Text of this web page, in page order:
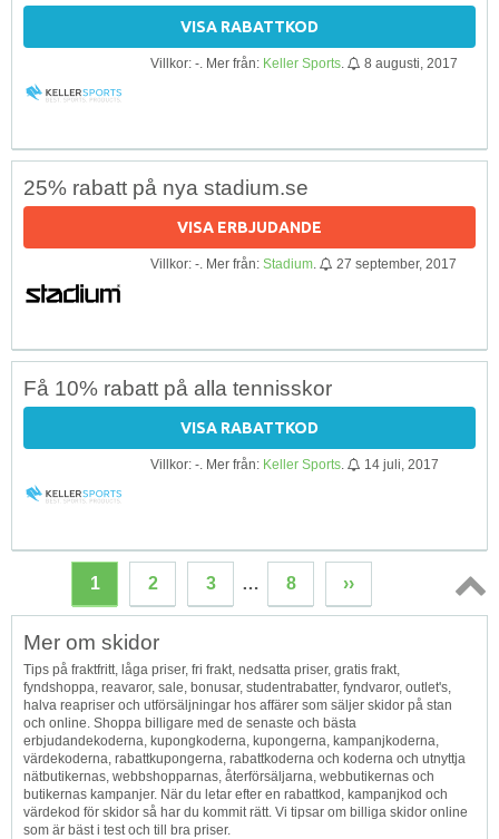
VISA RABATTKOD
Villkor: -. Mer från: Keller Sports 8 augusti, 2017
25% rabatt på nya stadium.se
VISA ERBJUDANDE
Villkor: -. Mer från: Stadium 27 september, 2017
Få 10% rabatt på alla tennisskor
VISA RABATTKOD
Villkor: -. Mer från: Keller Sports 14 juli, 2017
1 2 3 … 8 ››
Topp
Mer om skidor
Tips på fraktfritt, låga priser, fri frakt, nedsatta priser, gratis frakt,
fyndshoppa, reavaror, sale, bonusar, studentrabatter, fyndvaror, outlet's,
halva reapriser och utförsäljningar hos affärer som säljer skidor på stan
och online. Shoppa billigare med de senaste och bästa
erbjudandekoderna, kupongkoderna, kupongerna, kampanjkoderna,
värdekoderna, rabattkupongerna, rabattkoderna och koderna och utnyttja
nätbutikernas, webbshopparnas, återförsäljarna, webbutikernas och
butikernas kampanjer. När du letar efter en rabattkod, kampanjkod och
värdekod för skidor så har du kommit rätt. Vi tipsar om billiga skidor online
som är bäst i test och till bra priser.